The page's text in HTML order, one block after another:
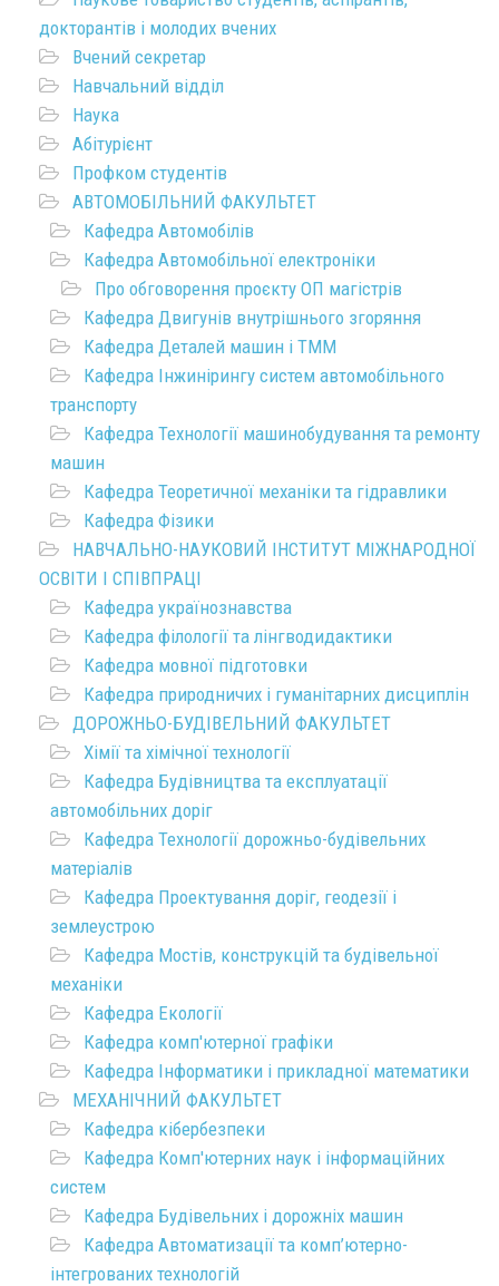
докторантів і молодих вчених
Вчений секретар
Навчальний відділ
Наука
Абітурієнт
Профком студентів
АВТОМОБІЛЬНИЙ ФАКУЛЬТЕТ
Кафедра Автомобілів
Кафедра Автомобільної електроніки
Про обговорення проєкту ОП магістрів
Кафедра Двигунів внутрішнього згоряння
Кафедра Деталей машин і ТММ
Кафедра Інжинірингу систем автомобільного
транспорту
Кафедра Технології машинобудування та ремонту
машин
Кафедра Теоретичної механіки та гідравлики
Кафедра Фізики
НАВЧАЛЬНО-НАУКОВИЙ ІНСТИТУТ МІЖНАРОДНОЇ
ОСВІТИ І СПІВПРАЦІ
Кафедра українознавства
Кафедра філології та лінгводидактики
Кафедра мовної підготовки
Кафедра природничих і гуманітарних дисциплін
ДОРОЖНЬО-БУДІВЕЛЬНИЙ ФАКУЛЬТЕТ
Хімії та хімічної технології
Кафедра Будівництва та експлуатації
автомобільних доріг
Кафедра Технології дорожньо-будівельних
матеріалів
Кафедра Проектування доріг, геодезії і
землеустрою
Кафедра Мостів, конструкцій та будівельної
механіки
Кафедра Екології
Кафедра комп'ютерної графіки
Кафедра Інформатики і прикладної математики
МЕХАНІЧНИЙ ФАКУЛЬТЕТ
Кафедра кібербезпеки
Кафедра Комп'ютерних наук і інформаційних
систем
Кафедра Будівельних і дорожніх машин
Кафедра Автоматизації та комп’ютерно-
інтегрованих технологій